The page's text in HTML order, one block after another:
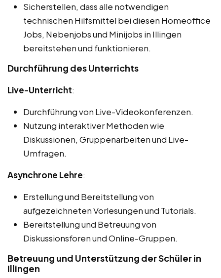
Sicherstellen, dass alle notwendigen
technischen Hilfsmittel bei diesen Homeoffice
Jobs, Nebenjobs und Minijobs in Illingen
bereitstehen und funktionieren.
Durchführung des Unterrichts
Live-Unterricht:
Durchführung von Live-Videokonferenzen.
Nutzung interaktiver Methoden wie
Diskussionen, Gruppenarbeiten und Live-
Umfragen.
Asynchrone Lehre:
Erstellung und Bereitstellung von
aufgezeichneten Vorlesungen und Tutorials.
Bereitstellung und Betreuung von
Diskussionsforen und Online-Gruppen.
Betreuung und Unterstützung der Schüler in
Illingen